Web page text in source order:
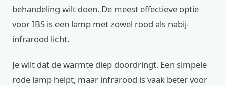
behandeling wilt doen. De meest effectieve optie
voor IBS is een lamp met zowel rood als nabij-
infrarood licht.
Je wilt dat de warmte diep doordringt. Een simpele
rode lamp helpt, maar infrarood is vaak beter voor